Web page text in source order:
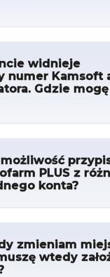
widnieje
numer Kamsoft
Gdzie
PLUS z
konta?
zmieniam
wtedy